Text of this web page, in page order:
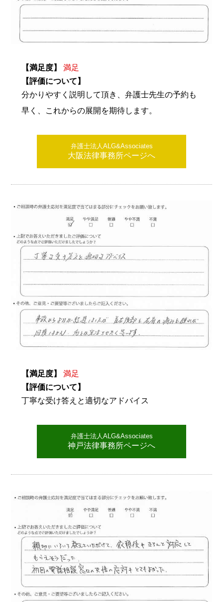
【満足度】
満足
【評価について】
分かりやすく説明して頂き、弁護士先生の予約も
早く、これからの展開を期待します。
弁護士法人ALG&Associates
大阪法律事務所ページへ
【満足度】
満足
【評価について】
丁寧な受け答えと適切なアドバイス
弁護士法人ALG&Associates
神戸法律事務所ページへ